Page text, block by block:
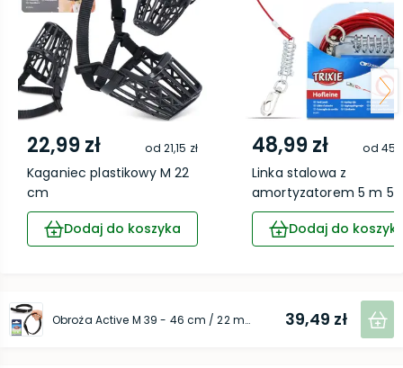
22,99 zł od 21,15 zł
Kaganiec plastikowy M 22
cm
Dodaj do koszyka
48,99 zł od
Linka stalowa z
amortyzatorem 5 m
Dodaj do
Obroża Active M 39 - 46 cm / 22 mm czarna 39,49 zł